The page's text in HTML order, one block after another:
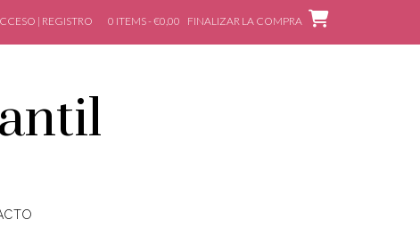
| REGISTRO 0 ITEMS - €0,00 FINALIZAR LA COMPRA